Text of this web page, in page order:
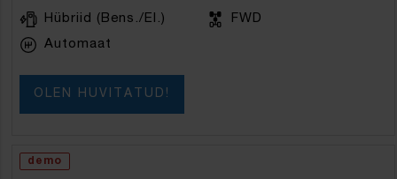
Hübriid (Bens./El.)
FWD
Automaat
OLEN HUVITATUD!
demo